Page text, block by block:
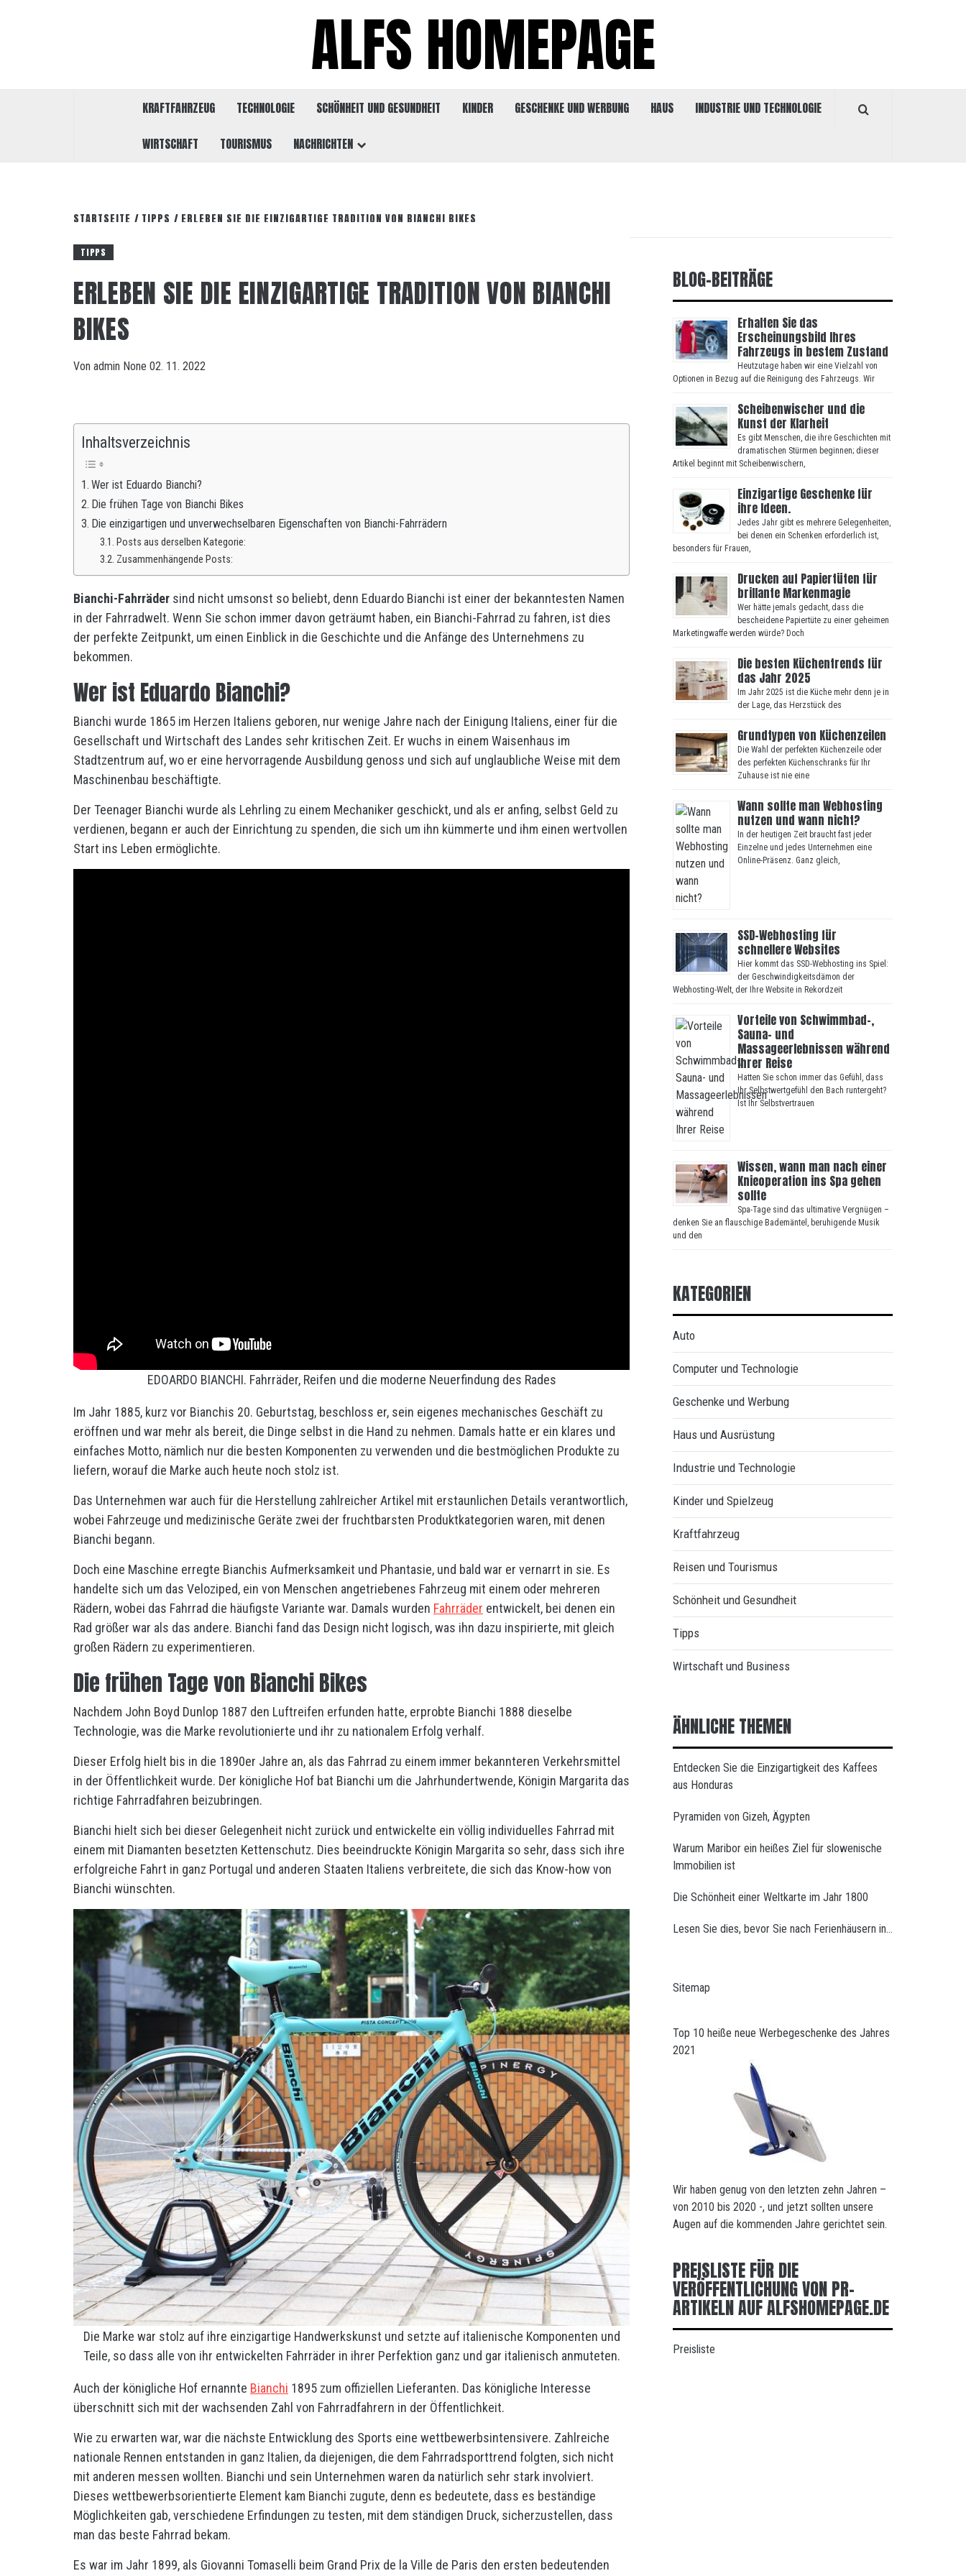
ALFS HOMEPAGE
KRAFTFAHRZEUG TECHNOLOGIE SCHÖNHEIT UND GESUNDHEIT KINDER GESCHENKE UND WERBUNG HAUS INDUSTRIE UND TECHNOLOGIE
WIRTSCHAFT TOURISMUS NACHRICHTEN
STARTSEITE TIPPS ERLEBEN SIE DIE EINZIGARTIGE TRADITION VON BIANCHI BIKES
TIPPS
ERLEBEN SIE DIE EINZIGARTIGE TRADITION VON BIANCHI
BIKES
Von admin None 02. 11. 2022
Inhaltsverzeichnis
Wer ist Eduardo Bianchi?
Die frühen Tage von Bianchi Bikes
Die einzigartigen und unverwechselbaren Eigenschaften von Bianchi-Fahrrädern
Posts aus derselben Kategorie:
Zusammenhängende Posts:
Bianchi-Fahrräder sind nicht umsonst so beliebt, denn Eduardo Bianchi ist einer der bekanntesten Namen
in der Fahrradwelt. Wenn Sie schon immer davon geträumt haben, ein Bianchi-Fahrrad zu fahren, ist dies
der perfekte Zeitpunkt, um einen Einblick in die Geschichte und die Anfänge des Unternehmens zu
bekommen.
Wer ist Eduardo Bianchi?
Bianchi wurde 1865 im Herzen Italiens geboren, nur wenige Jahre nach der Einigung Italiens, einer für die
Gesellschaft und Wirtschaft des Landes sehr kritischen Zeit. Er wuchs in einem Waisenhaus im
Stadtzentrum auf, wo er eine hervorragende Ausbildung genoss und sich auf unglaubliche Weise mit dem
Maschinenbau beschäftigte.
Der Teenager Bianchi wurde als Lehrling zu einem Mechaniker geschickt, und als er anfing, selbst Geld zu
verdienen, begann er auch der Einrichtung zu spenden, die sich um ihn kümmerte und ihm einen wertvollen
Start ins Leben ermöglichte.
EDOARDO BIANCHI. Fahrräder, Reifen und die moderne Neuerfindung des Rades
Im Jahr 1885, kurz vor Bianchis 20. Geburtstag, beschloss er, sein eigenes mechanisches Geschäft zu
eröffnen und war mehr als bereit, die Dinge selbst in die Hand zu nehmen. Damals hatte er ein klares und
einfaches Motto, nämlich nur die besten Komponenten zu verwenden und die bestmöglichen Produkte zu
liefern, worauf die Marke auch heute noch stolz ist.
Das Unternehmen war auch für die Herstellung zahlreicher Artikel mit erstaunlichen Details verantwortlich,
wobei Fahrzeuge und medizinische Geräte zwei der fruchtbarsten Produktkategorien waren, mit denen
Bianchi begann.
Doch eine Maschine erregte Bianchis Aufmerksamkeit und Phantasie, und bald war er vernarrt in sie. Es
handelte sich um das Veloziped, ein von Menschen angetriebenes Fahrzeug mit einem oder mehreren
Rädern, wobei das Fahrrad die häufigste Variante war. Damals wurden Fahrräder entwickelt, bei denen ein
Rad größer war als das andere. Bianchi fand das Design nicht logisch, was ihn dazu inspirierte, mit gleich
großen Rädern zu experimentieren.
Die frühen Tage von Bianchi Bikes
Nachdem John Boyd Dunlop 1887 den Luftreifen erfunden hatte, erprobte Bianchi 1888 dieselbe
Technologie, was die Marke revolutionierte und ihr zu nationalem Erfolg verhalf.
Dieser Erfolg hielt bis in die 1890er Jahre an, als das Fahrrad zu einem immer bekannteren Verkehrsmittel
in der Öffentlichkeit wurde. Der königliche Hof bat Bianchi um die Jahrhundertwende, Königin Margarita das
richtige Fahrradfahren beizubringen.
Bianchi hielt sich bei dieser Gelegenheit nicht zurück und entwickelte ein völlig individuelles Fahrrad mit
einem mit Diamanten besetzten Kettenschutz. Dies beeindruckte Königin Margarita so sehr, dass sich ihre
erfolgreiche Fahrt in ganz Portugal und anderen Staaten Italiens verbreitete, die sich das Know-how von
Bianchi wünschten.
Die Marke war stolz auf ihre einzigartige Handwerkskunst und setzte auf italienische Komponenten und
Teile, so dass alle von ihr entwickelten Fahrräder in ihrer Perfektion ganz und gar italienisch anmuteten.
Auch der königliche Hof ernannte Bianchi 1895 zum offiziellen Lieferanten. Das königliche Interesse
überschnitt sich mit der wachsenden Zahl von Fahrradfahrern in der Öffentlichkeit.
Wie zu erwarten war, war die nächste Entwicklung des Sports eine wettbewerbsintensivere. Zahlreiche
nationale Rennen entstanden in ganz Italien, da diejenigen, die dem Fahrradsporttrend folgten, sich nicht
mit anderen messen wollten. Bianchi und sein Unternehmen waren da natürlich sehr stark involviert.
Dieses wettbewerbsorientierte Element kam Bianchi zugute, denn es bedeutete, dass es beständige
Möglichkeiten gab, verschiedene Erfindungen zu testen, mit dem ständigen Druck, sicherzustellen, dass
man das beste Fahrrad bekam.
Es war im Jahr 1899, als Giovanni Tomaselli beim Grand Prix de la Ville de Paris den ersten bedeutenden
BLOG-BEITRÄGE
Erhalten Sie das
Erscheinungsbild Ihres
Fahrzeugs in bestem Zustand
Heutzutage haben wir eine Vielzahl von
Optionen in Bezug auf die Reinigung des Fahrzeugs. Wir
Scheibenwischer und die
Kunst der Klarheit
Es gibt Menschen, die ihre Geschichten mit
dramatischen Stürmen beginnen; dieser
Artikel beginnt mit Scheibenwischern,
Einzigartige Geschenke für
ihre Ideen.
Jedes Jahr gibt es mehrere Gelegenheiten,
bei denen ein Schenken erforderlich ist,
besonders für Frauen,
Drucken auf Papiertüten für
brillante Markenmagie
Wer hätte jemals gedacht, dass die
bescheidene Papiertüte zu einer geheimen
Marketingwaffe werden würde? Doch
Die besten Küchentrends für
das Jahr 2025
Im Jahr 2025 ist die Küche mehr denn je in
der Lage, das Herzstück des
Grundtypen von Küchenzeilen
Die Wahl der perfekten Küchenzeile oder
des perfekten Küchenschranks für Ihr
Zuhause ist nie eine
Wann sollte man Webhosting
nutzen und wann nicht?
In der heutigen Zeit braucht fast jeder
Einzelne und jedes Unternehmen eine
Online-Präsenz. Ganz gleich,
SSD-Webhosting für
schnellere Websites
Hier kommt das SSD-Webhosting ins Spiel:
der Geschwindigkeitsdämon der
Webhosting-Welt, der Ihre Website in Rekordzeit
Vorteile von Schwimmbad-,
Sauna- und
Massageerlebnissen während
Ihrer Reise
Hatten Sie schon immer das Gefühl, dass
Ihr Selbstwertgefühl den Bach runtergeht?
Ist Ihr Selbstvertrauen
Wissen, wann man nach einer
Knieoperation ins Spa gehen
sollte
Spa-Tage sind das ultimative Vergnügen –
denken Sie an flauschige Bademäntel, beruhigende Musik
und den
KATEGORIEN
Auto
Computer und Technologie
Geschenke und Werbung
Haus und Ausrüstung
Industrie und Technologie
Kinder und Spielzeug
Kraftfahrzeug
Reisen und Tourismus
Schönheit und Gesundheit
Tipps
Wirtschaft und Business
ÄHNLICHE THEMEN
Entdecken Sie die Einzigartigkeit des Kaffees
aus Honduras
Pyramiden von Gizeh, Ägypten
Warum Maribor ein heißes Ziel für slowenische
Immobilien ist
Die Schönheit einer Weltkarte im Jahr 1800
Lesen Sie dies, bevor Sie nach Ferienhäusern in…
Sitemap
Top 10 heiße neue Werbegeschenke des Jahres
2021
Wir haben genug von den letzten zehn Jahren –
von 2010 bis 2020 -, und jetzt sollten unsere
Augen auf die kommenden Jahre gerichtet sein.
PREISLISTE FÜR DIE
VERÖFFENTLICHUNG VON PR-
ARTIKELN AUF ALFSHOMEPAGE.DE
Preisliste